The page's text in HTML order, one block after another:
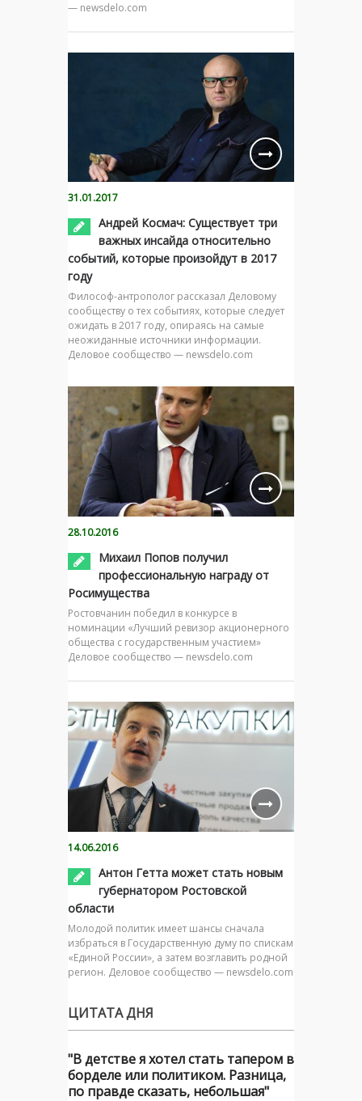
— newsdelo.com
31.01.2017
Андрей Космач: Существует три
важных инсайда относительно
событий, которые произойдут в 2017
году
Философ-антрополог рассказал Деловому
сообществу о тех событиях, которые следует
ожидать в 2017 году, опираясь на самые
неожиданные источники информации.
Деловое сообщество — newsdelo.com
28.10.2016
Михаил Попов получил
профессиональную награду от
Росимущества
Ростовчанин победил в конкурсе в
номинации «Лучший ревизор акционерного
общества с государственным участием»
Деловое сообщество — newsdelo.com
14.06.2016
Антон Гетта может стать новым
губернатором Ростовской
области
Молодой политик имеет шансы сначала
избраться в Государственную думу по спискам
«Единой России», а затем возглавить родной
регион. Деловое сообщество — newsdelo.com
ЦИТАТА ДНЯ
"В детстве я хотел стать тапером в
борделе или политиком. Разница,
по правде сказать, небольшая"